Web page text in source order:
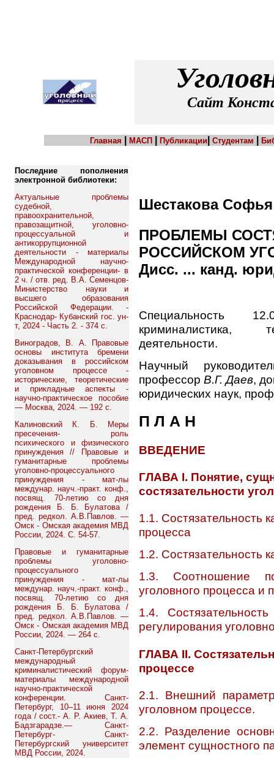
Сайт
Главная МАСП Публикации Студентам
Последние пополнения
электронной библиотеки:
Актуальные проблемы
судебной,
правоохранительной,
правозащитной, уголовно-
процессуальной и
антикоррупционной
деятельности - материалы
Международной научно-
практической конференции- в
2 ч. / отв. ред. В.А. Семенцов-
Министерство науки и
высшего образования
Российской Федерации. -
Краснодар- Кубанский гос. ун-
т, 2024 - Часть 2. - 374 с.
Виноградов, В. А. Правовые
основы института бремени
доказывания в российском
уголовном процессе -
исторические, теоретические
и прикладные аспекты -
научно-практическое пособие
— Москва, 2024. — 192 с.
Калиновский К. Б. Меры
пресечения- роль
психического и физического
принуждения // Правовые и
гуманитарные проблемы
уголовно-процессуального
принуждения - мат-лы
междунар. науч.-практ. конф.,
посвящ. 70-летию со дня
рождения Б. Б. Булатова /
пред. редкол. А.В.Павлов. —
Омск - Омская академия МВД
России, 2024. С. 54-57.
Правовые и гуманитарные
проблемы уголовно-
процессуального
принуждения - мат-лы
междунар. науч.-практ. конф.,
посвящ. 70-летию со дня
рождения Б. Б. Булатова /
пред. редкол. А.В.Павлов. —
Омск - Омская академия МВД
России, 2024. — 264 с.
Санкт-Петербургский
международный
криминалистический форум-
материалы международной
научно-практической
конференции. Санкт-
Петербург, 10–11 июня 2024
года / сост.- А. Р. Акиев, Т. А.
Бадзгарадзе.— Санкт-
Петербург- Санкт-
Петербургский университет
МВД России, 2024.
Шестакова
ПРОБЛЕМЫ
РОССИЙСКОМ
Дисс. ... канд.
Специальность
криминалистика,
деятельности.
Научный
профессор В.Г. Даев,
юридических наук,
П Л А Н
ВВЕДЕНИЕ
ГЛАВА I. Понятие,
состязательности
1.1. Состязательность
процесса
1.2. Состязательность
1.3. Соотношение
уголовного процесса и
1.4.
регулирования
ГЛАВА II.
процессе
2.1. Внешний
уголовном процессе.
2.2. Разделение
элемент сущностного